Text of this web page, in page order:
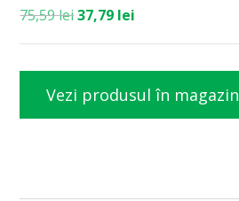
75,59lei37,79 lei
Vezi produsul în magazin